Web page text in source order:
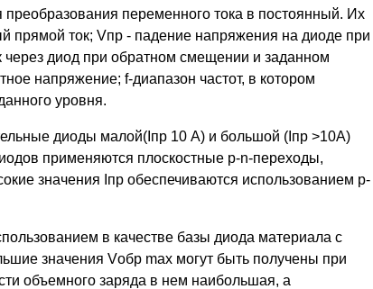
переменного тока в постоянный. Их
прямой ток; Vпр - падение напряжения на диоде при
диод при обратном смещении и заданном
напряжение; f-диапазон частот, в котором
уровня.
диоды малой(Iпр 10 А) и большой (Iпр >10A)
применяются плоскостные p-n-переходы,
значения Iпр обеспечиваются использованием p-
в качестве базы диода материала с
значения Vобр max могут быть получены при
объемного заряда в нем наибольшая, а